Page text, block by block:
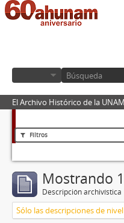
El Archivo Histórico de la UNAM
Filtros
Mostrando
Descripción archivística
Sólo las descripciones de